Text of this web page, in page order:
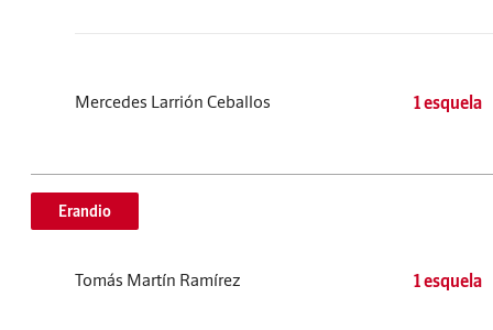
Mercedes Larrión Ceballos 1 esquela
Erandio
Tomás Martín Ramírez 1 esquela